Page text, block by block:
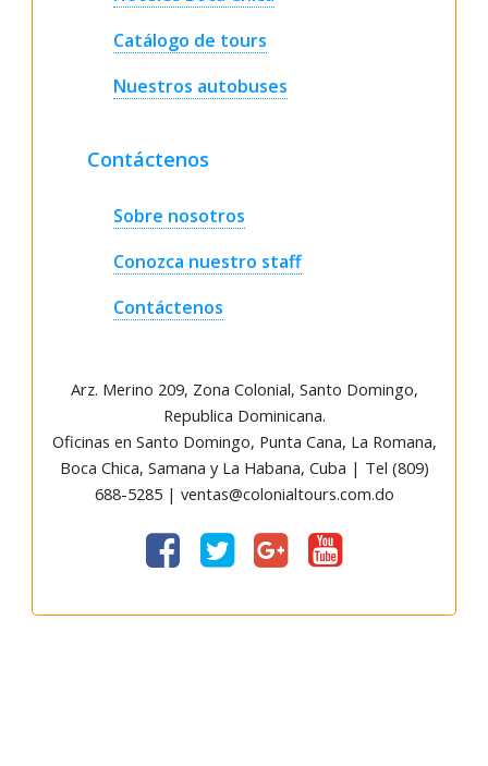
Catálogo de tours
Nuestros autobuses
Contáctenos
Sobre nosotros
Conozca nuestro staff
Contáctenos
Arz. Merino 209, Zona Colonial, Santo Domingo,
Republica Dominicana.
Oficinas en Santo Domingo, Punta Cana, La Romana,
Boca Chica, Samana y La Habana, Cuba | Tel (809)
688-5285 | ventas@colonialtours.com.do